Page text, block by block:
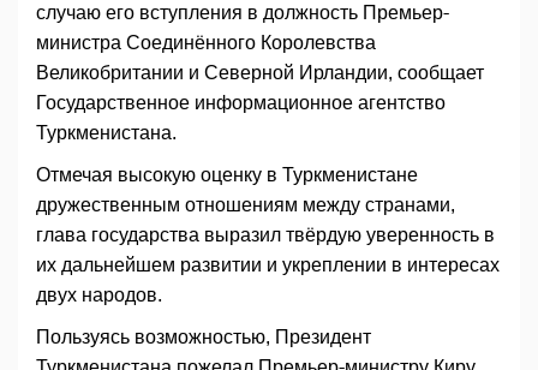
случаю его вступления в должность Премьер-
министра Соединённого Королевства
Великобритании и Северной Ирландии, сообщает
Государственное информационное агентство
Туркменистана.
Отмечая высокую оценку в Туркменистане
дружественным отношениям между странами,
глава государства выразил твёрдую уверенность в
их дальнейшем развитии и укреплении в интересах
двух народов.
Пользуясь возможностью, Президент